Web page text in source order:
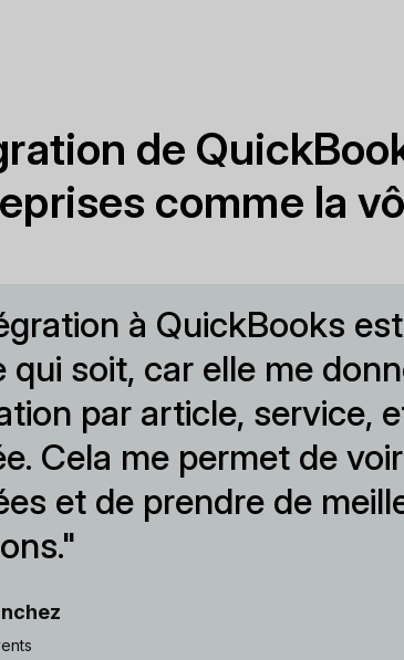
de
comme la
à QuickBooks
qui soit, car elle me
par article, service,
Cela me permet de
et de prendre de